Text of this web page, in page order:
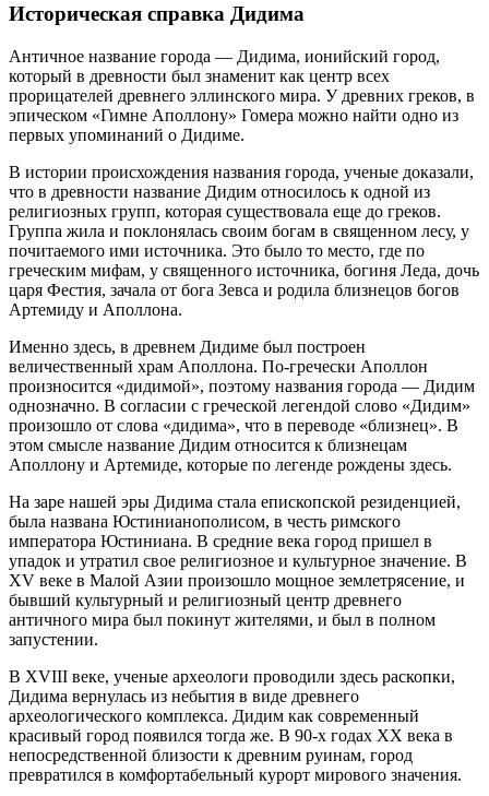
Историческая справка Дидима
Античное название города — Дидима, ионийский город,
который в древности был знаменит как центр всех
прорицателей древнего эллинского мира. У древних греков, в
эпическом «Гимне Аполлону» Гомера можно найти одно из
первых упоминаний о Дидиме.
В истории происхождения названия города, ученые доказали,
что в древности название Дидим относилось к одной из
религиозных групп, которая существовала еще до греков.
Группа жила и поклонялась своим богам в священном лесу, у
почитаемого ими источника. Это было то место, где по
греческим мифам, у священного источника, богиня Леда, дочь
царя Фестия, зачала от бога Зевса и родила близнецов богов
Артемиду и Аполлона.
Именно здесь, в древнем Дидиме был построен
величественный храм Аполлона. По-гречески Аполлон
произносится «дидимой», поэтому названия города — Дидим
однозначно. В согласии с греческой легендой слово «Дидим»
произошло от слова «дидима», что в переводе «близнец». В
этом смысле название Дидим относится к близнецам
Аполлону и Артемиде, которые по легенде рождены здесь.
На заре нашей эры Дидима стала епископской резиденцией,
была названа Юстинианополисом, в честь римского
императора Юстиниана. В средние века город пришел в
упадок и утратил свое религиозное и культурное значение. В
XV веке в Малой Азии произошло мощное землетрясение, и
бывший культурный и религиозный центр древнего
античного мира был покинут жителями, и был в полном
запустении.
В XVIII веке, ученые археологи проводили здесь раскопки,
Дидима вернулась из небытия в виде древнего
археологического комплекса. Дидим как современный
красивый город появился тогда же. В 90-х годах XX века в
непосредственной близости к древним руинам, город
превратился в комфортабельный курорт мирового значения.